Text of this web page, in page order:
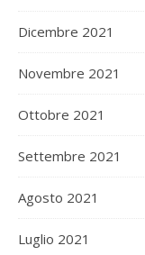
Dicembre 2021
Novembre 2021
Ottobre 2021
Settembre 2021
Agosto 2021
Luglio 2021